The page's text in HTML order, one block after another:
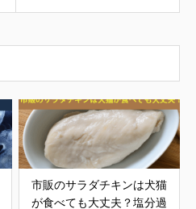
市販のサラダチキンは犬猫
が食べても大丈夫？塩分過